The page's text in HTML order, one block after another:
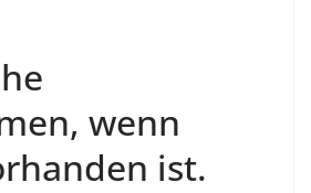
wenn
ist.